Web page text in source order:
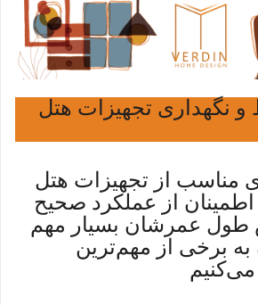
نگهداری تجهیزات هتل
مناسب از تجهیزات هتل
اطمینان از عملکرد صحیح
طول عمرشان بسیار مهم
به برخی از مهم‌ترین